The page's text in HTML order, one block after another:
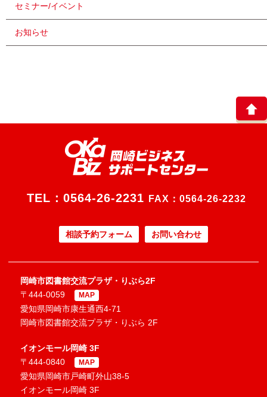
セミナー/イベント
お知らせ
TEL： 0564-26-2231 FAX：0564-26-2232
相談予約フォーム お問い合わせ
岡崎市図書館交流プラザ・りぶら2F
〒444-0059
MAP
愛知県岡崎市康生通西4-71
岡崎市図書館交流プラザ・りぶら 2F
イオンモール岡崎 3F
〒444-0840
MAP
愛知県岡崎市戸崎町外山38-5
イオンモール岡崎 3F